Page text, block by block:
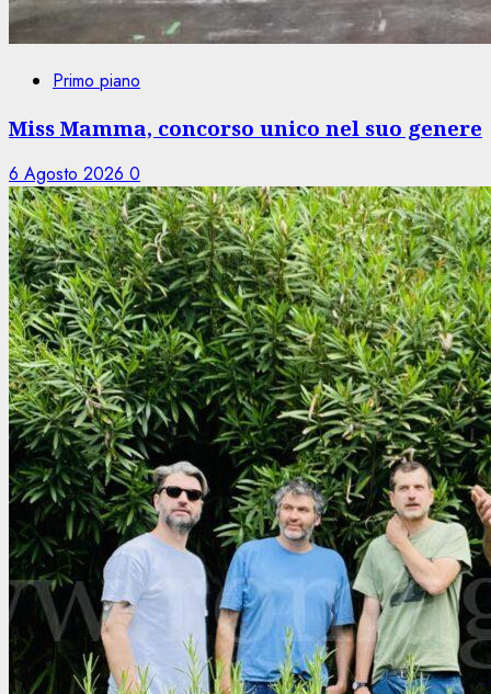
Primo piano
Miss Mamma, concorso unico nel suo genere
6 Agosto 2026 0